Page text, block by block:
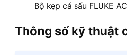
Bộ kẹp cá sấu FLUKE
Thông số kỹ thuật